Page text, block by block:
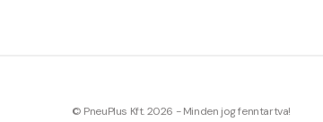
© PneuPlus Kft. 2026 - Minden jog fenntartva!